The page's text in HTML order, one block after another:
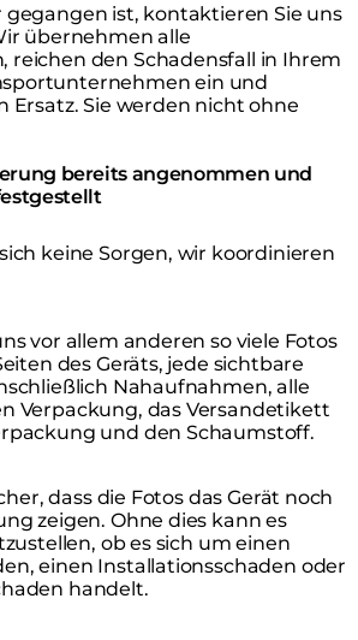
gegangen ist, kontaktieren Sie uns
übernehmen alle
reichen den Schadensfall in Ihrem
ein und
Ersatz. Sie werden nicht ohne
bereits angenommen und
keine Sorgen, wir koordinieren
vor allem anderen so viele Fotos
des Geräts, jede sichtbare
Nahaufnahmen, alle
Verpackung, das Versandetikett
und den Schaumstoff.
dass die Fotos das Gerät noch
zeigen. Ohne dies kann es
ob es sich um einen
einen Installationsschaden oder
handelt.